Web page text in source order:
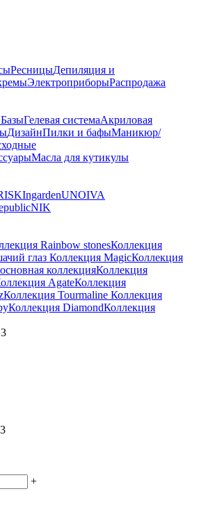
РесницыДепиляция и
ЭлектроприборыРаспродажа
Гелевая системаАкриловая
ДизайнПилки и бафыМаникюр/
Масла для кутикулы
IngardenUNOIVA
NIK
Rainbow stonesКоллекция
глаз Коллекция MagicКоллекция
коллекцияКоллекция
AgateКоллекция
Коллекция Tourmaline Коллекция
Коллекция DiamondКоллекция
+